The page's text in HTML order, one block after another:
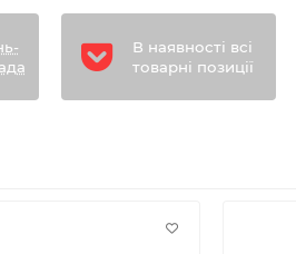
В наявності всі
товарні позиції